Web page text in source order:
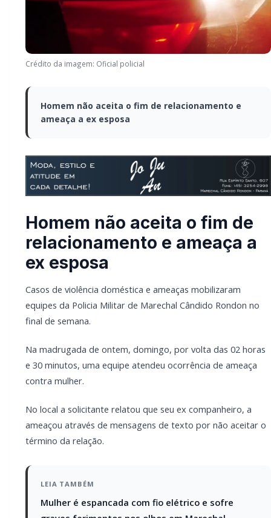
Crédito da imagem: Oficial policial
Homem não aceita o fim de relacionamento e
ameaça a ex esposa
Homem não aceita o fim de
relacionamento e ameaça a
ex esposa
Casos de violência doméstica e ameaças mobilizaram
equipes da Policia Militar de Marechal Cândido Rondon no
final de semana.
Na madrugada de ontem, domingo, por volta das 02 horas
e 30 minutos, uma equipe atendeu ocorrência de ameaça
contra mulher.
No local a solicitante relatou que seu ex companheiro, a
ameaçou através de mensagens de texto por não aceitar o
término da relação.
LEIA TAMBÉM
Mulher é espancada com fio elétrico e sofre